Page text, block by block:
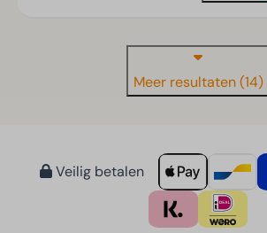
Meer resultaten (14)
Veilig betalen